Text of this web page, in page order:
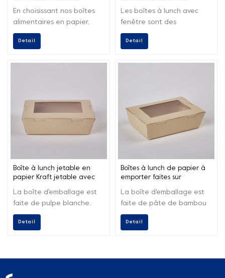
En choisissant nos boîtes
alimentaires en papier,
vous contribuez à réduire
les déchets plastiques à
Detail
Les boîtes à lunch avec
fenêtre sont des
contenants alimentaires
écologiques et pratiques
Detail
Boîte à lunch jetable en
papier Kraft jetable avec
recyclables à emporter
avec fenêtre transparente
La boîte d'emballage est
faite de pulpe blanche,
brune et de bambou et
trois tailles sont
ce temps, le carton solide
Detail
Boîtes à lunch de papier à
emporter faites sur
fenêtre d'ANIMAL FAMILIER
La boîte d'emballage est
faite de pâte de bambou
blanche et de papier kraft,
et vous avez le choix entre
Detail